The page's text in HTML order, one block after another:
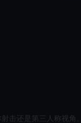
击还是第三人称视角。